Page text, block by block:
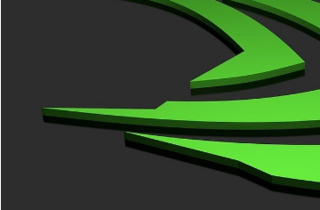
Dalle valutazioni estreme alla